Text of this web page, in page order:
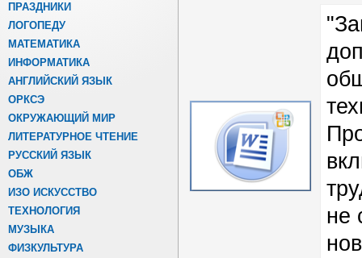
ПРАЗДНИКИ
ЛОГОПЕДУ
МАТЕМАТИКА
ИНФОРМАТИКА
АНГЛИЙСКИЙ ЯЗЫК
ОРКСЭ
ОКРУЖАЮЩИЙ МИР
ЛИТЕРАТУРНОЕ ЧТЕНИЕ
РУССКИЙ ЯЗЫК
ОБЖ
ИЗО ИСКУССТВО
ТЕХНОЛОГИЯ
МУЗЫКА
ФИЗКУЛЬТУРА
не